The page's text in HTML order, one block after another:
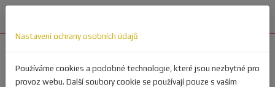
Nastavení ochrany osobních údajů
Používáme cookies a podobné technologie, které jsou nezbytné pro
provoz webu. Další soubory cookie se používají pouze s vaším